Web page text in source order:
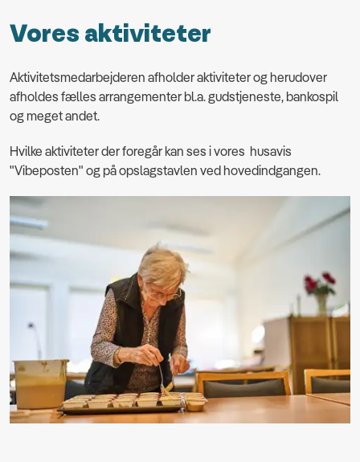
Vores aktiviteter
Aktivitetsmedarbejderen afholder aktiviteter og herudover
afholdes fælles arrangementer bl.a. gudstjeneste, bankospil
og meget andet.
Hvilke aktiviteter der foregår kan ses i vores husavis
"Vibeposten" og på opslagstavlen ved hovedindgangen.